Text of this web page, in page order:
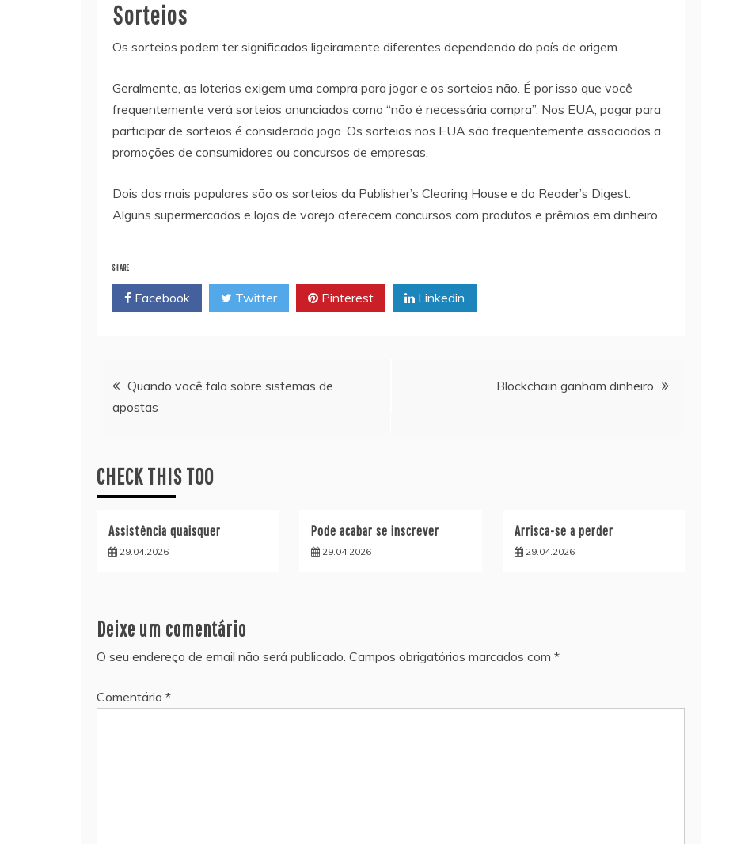
Sorteios
Os sorteios podem ter significados ligeiramente diferentes dependendo do país de origem.
Geralmente, as loterias exigem uma compra para jogar e os sorteios não. É por isso que você
frequentemente verá sorteios anunciados como “não é necessária compra”. Nos EUA, pagar para
participar de sorteios é considerado jogo. Os sorteios nos EUA são frequentemente associados a
promoções de consumidores ou concursos de empresas.
Dois dos mais populares são os sorteios da Publisher’s Clearing House e do Reader’s Digest.
Alguns supermercados e lojas de varejo oferecem concursos com produtos e prêmios em dinheiro.
SHARE
Facebook Twitter Pinterest Linkedin
Navegação
artigos
Quando você fala sobre sistemas de
apostas
Blockchain ganham dinheiro
CHECK THIS TOO
Assistência quaisquer
29.04.2026
Pode acabar se inscrever
29.04.2026
Arrisca-se a perder
29.04.2026
Deixe um comentário
O seu endereço de email não será publicado. Campos obrigatórios marcados com *
Comentário *